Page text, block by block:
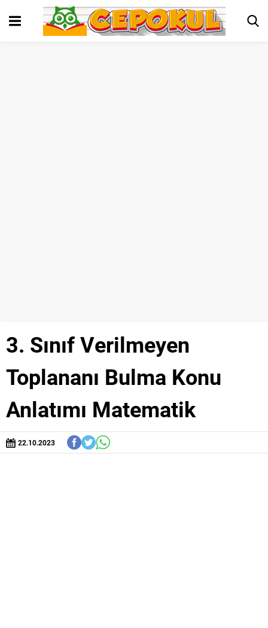
3. Sınıf Verilmeyen
Toplananı Bulma Konu
Anlatımı Matematik
22.10.2023